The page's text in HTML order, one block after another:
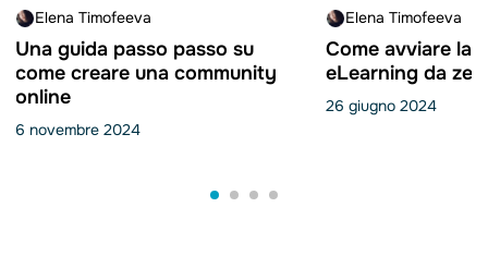
Elena Timofeeva
Una guida passo passo su
come creare una community
online
6 novembre 2024
Elena Timofeeva
Come avviare la
eLearning da
26 giugno 2024